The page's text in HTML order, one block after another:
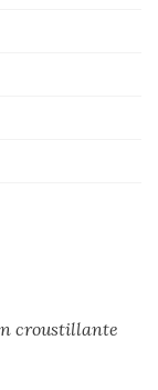
croustillante